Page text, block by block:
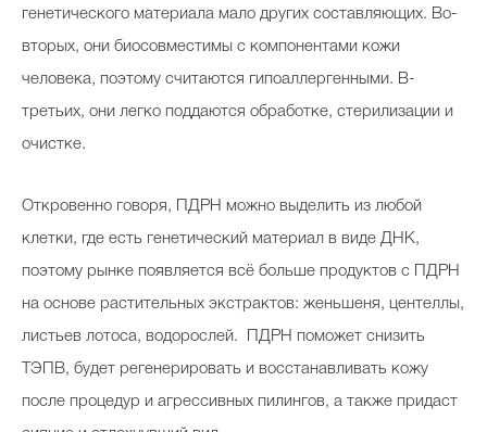
генетического материала мало других составляющих. Во-
вторых, они биосовместимы с компонентами кожи
человека, поэтому считаются гипоаллергенными. В-
третьих, они легко поддаются обработке, стерилизации и
очистке.
Откровенно говоря, ПДРН можно выделить из любой
клетки, где есть генетический материал в виде ДНК,
поэтому рынке появляется всё больше продуктов с ПДРН
на основе растительных экстрактов: женьшеня, центеллы,
листьев лотоса, водорослей. ПДРН поможет снизить
ТЭПВ, будет регенерировать и восстанавливать кожу
после процедур и агрессивных пилингов, а также придаст